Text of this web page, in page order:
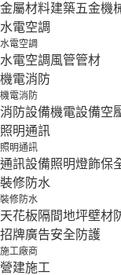
金屬材料建築五金機
水電空調
水電空調
水電空調風管管材
機電消防
機電消防
消防設備機電設備空
照明通訊
照明通訊
通訊設備照明燈飾保
裝修防水
裝修防水
天花板隔間地坪壁材
招牌廣告安全防護
施工廠商
營建施工